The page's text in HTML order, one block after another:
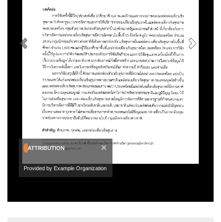
ATTRIBUTION ×
Provided by Example Organization